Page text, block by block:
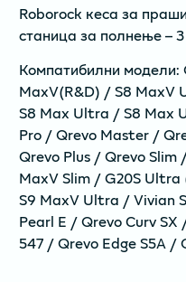
Roborock кеса за
станица за полнење –
Компатибилни
MaxV(R&D) / S8
S8 Max Ultra / S8 Max
Pro / Qrevo Master /
Qrevo Plus / Qrevo Slim
MaxV Slim / G20S
S9 MaxV Ultra / Vivian
Pearl E / Qrevo Curv
547 / Qrevo Edge S5A /